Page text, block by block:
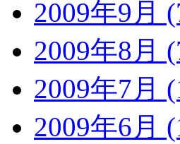
2009年9月
2009年8月
2009年7月
2009年6月